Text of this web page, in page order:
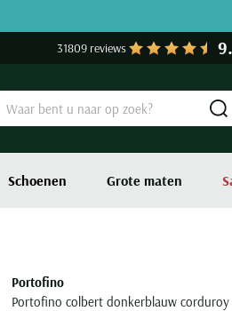
31809 reviews
Schoenen Grote maten
Portofino
Portofino colbert donkerblauw corduroy